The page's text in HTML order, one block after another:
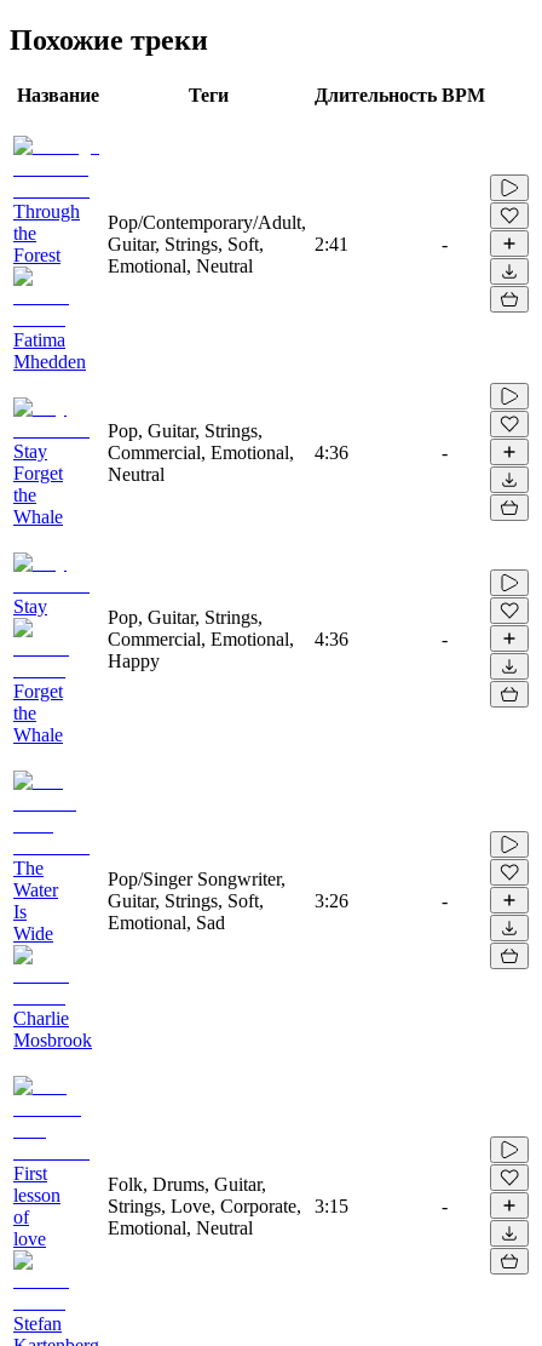
Похожие треки
Название Теги Длительность BPM
Through
the
Forest
Fatima
Mhedden
Pop/Contemporary/Adult,
Guitar, Strings, Soft,
Emotional, Neutral
2:41 -
Stay
Forget
the
Whale
Pop, Guitar, Strings,
Commercial, Emotional,
Neutral
4:36 -
Stay
Forget
the
Whale
Pop, Guitar, Strings,
Commercial, Emotional,
Happy
4:36 -
The
Water
Is
Wide
Charlie
Mosbrook
Pop/Singer Songwriter,
Guitar, Strings, Soft,
Emotional, Sad
3:26 -
First
lesson
of
love
Stefan
Folk, Drums, Guitar,
Strings, Love, Corporate,
Emotional, Neutral
3:15 -